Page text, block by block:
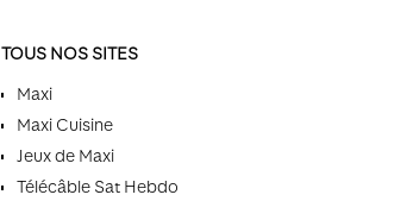
TOUS NOS SITES
Maxi
Maxi Cuisine
Jeux de Maxi
Télécâble Sat Hebdo